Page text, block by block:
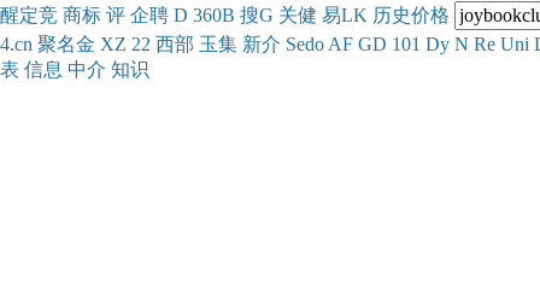
醒定竞 商标 评 企聘 D 360B 搜G 关健 易LK 历史价格
4.cn 聚名金 XZ 22 西部 玉集 新介 Sedo AF GD 101 Dy N Re Uni
表 信息 中介 知识